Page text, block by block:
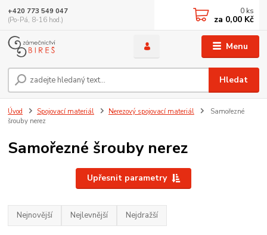
Menu
Hledat
+420 773 549 047
(Po-Pá, 8-16 hod.)
0 ks
za 0,00 Kč
Úvod Spojovací materiál Nerezový spojovací materiál
Samořezné
šrouby nerez
Samořezné šrouby nerez
Upřesnit parametry
Nejnovější Nejlevnější Nejdražší